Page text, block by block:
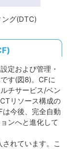
グ(DTC)
定および管理・
す(図8)。CFに
チサービス/ベン
リソース構成の
今後、完全自動
ンへと進化して
れています。こ